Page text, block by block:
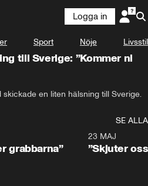
Logga in
Sport Nöje Livsstil
till Sverige: ”Kommer ni
en liten hälsning till Sverige.
SE ALLA
grabbarna”
23 MAJ
”Skjuter